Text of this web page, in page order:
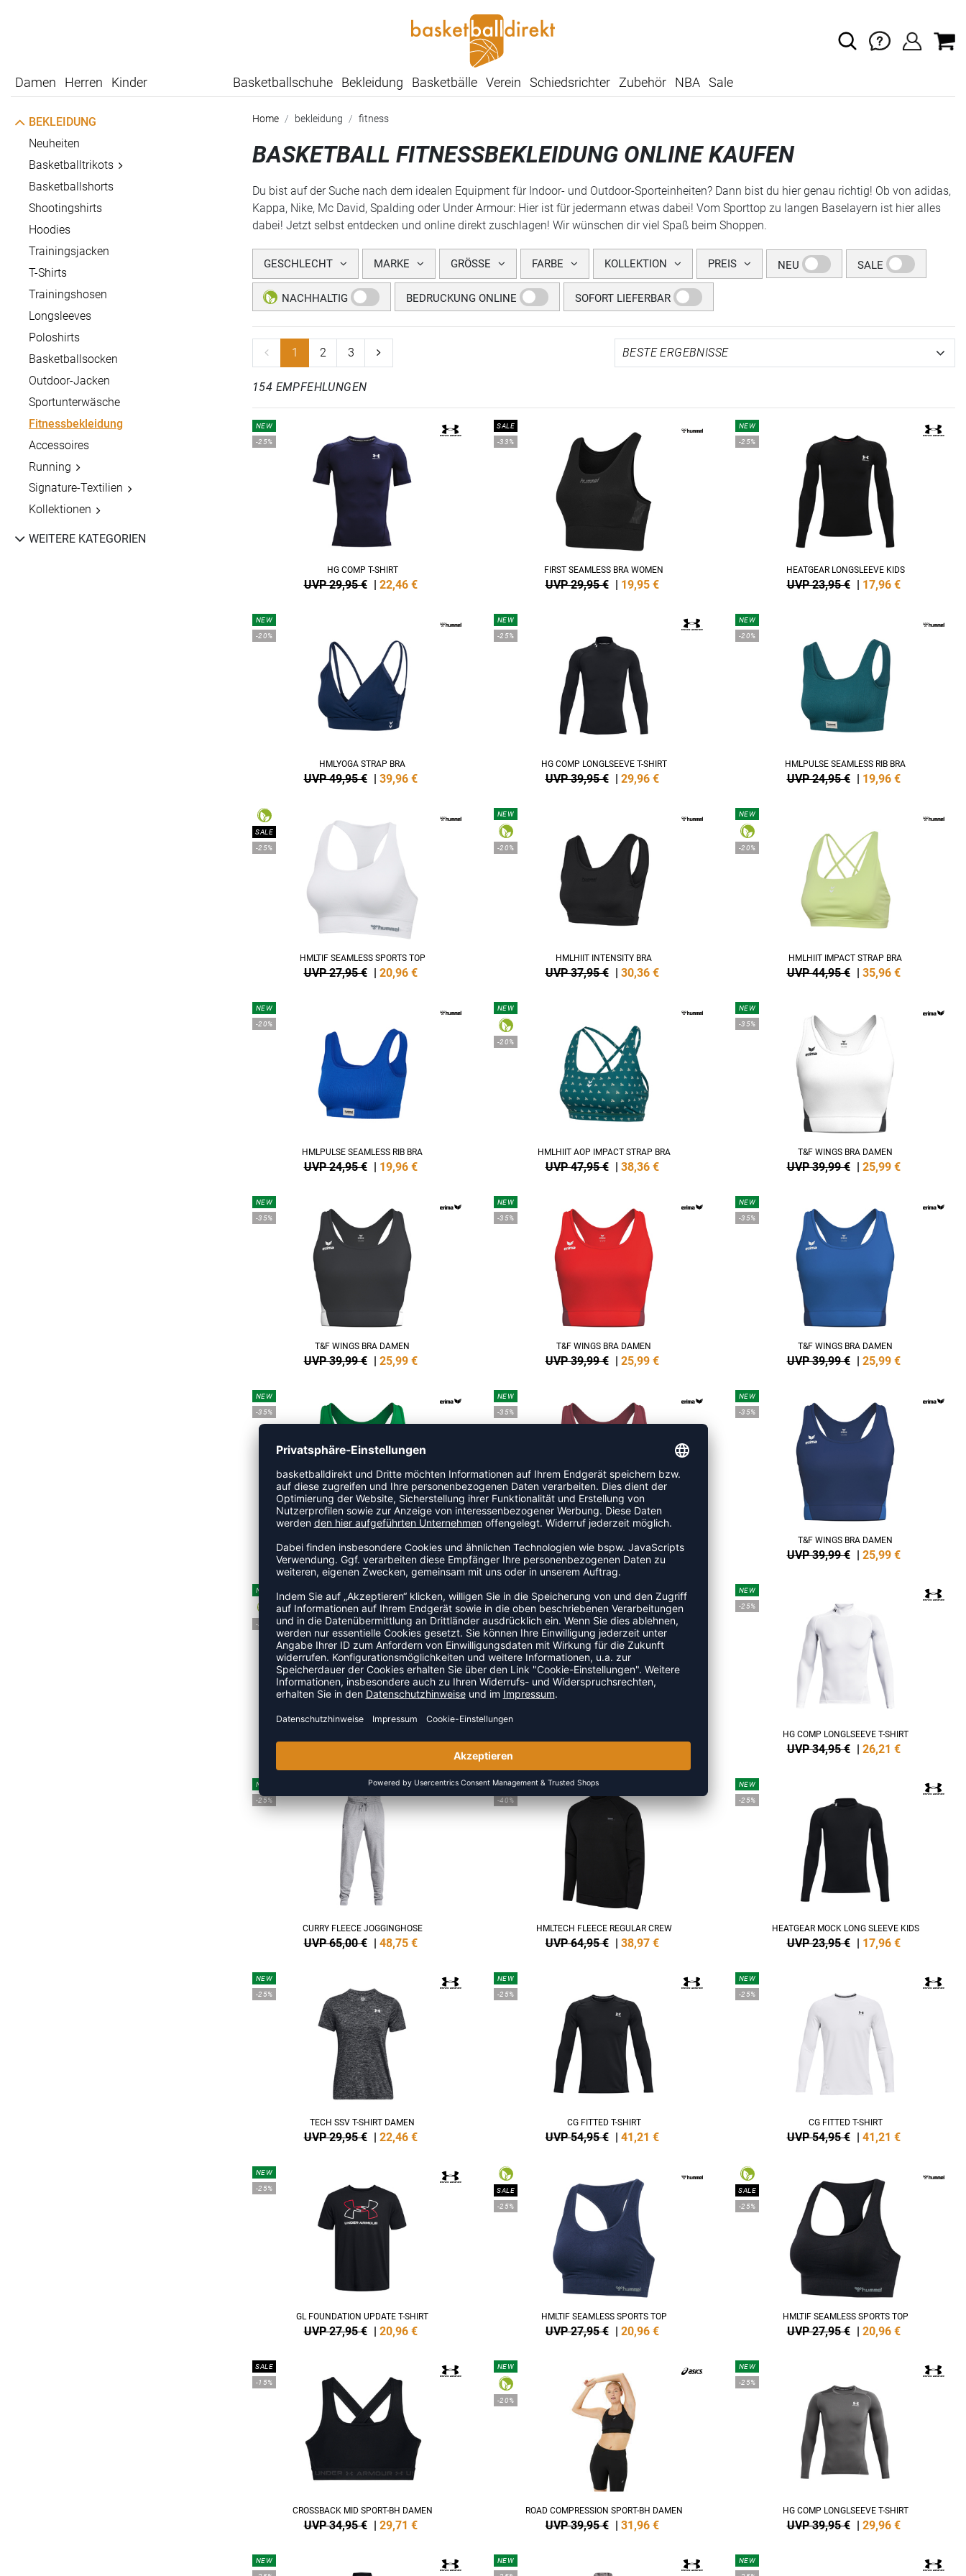
Damen Herren Kinder Basketballschuhe Bekleidung Basketbälle Verein Schiedsrichter Zubehör NBA Sale
BEKLEIDUNG
Neuheiten
Basketballtrikots
Basketballshorts
Shootingshirts
Hoodies
Trainingsjacken
T-Shirts
Trainingshosen
Longsleeves
Poloshirts
Basketballsocken
Outdoor-Jacken
Sportunterwäsche
Fitnessbekleidung
Accessoires
Running
Signature-Textilien
Kollektionen
WEITERE KATEGORIEN
Home bekleidung fitness
BASKETBALL FITNESSBEKLEIDUNG ONLINE KAUFEN
Du bist auf der Suche nach dem idealen Equipment für Indoor- und Outdoor-Sporteinheiten? Dann bist du hier genau richtig! Ob von adidas,
Kappa, Nike, Mc David, Spalding oder Under Armour: Hier ist für jedermann etwas dabei! Vom Sporttop zu langen Baselayern ist hier alles
dabei! Jetzt selbst entdecken und online direkt zuschlagen! Wir wünschen dir viel Spaß beim Shoppen.
GESCHLECHT MARKE GRÖSSE FARBE KOLLEKTION PREIS NEU SALE
NACHHALTIG BEDRUCKUNG ONLINE SOFORT LIEFERBAR
1 2 3
154 EMPFEHLUNGEN
NEW
-25%
HG COMP T-SHIRT
UVP 29,95 € | 22,46 €
SALE
-33%
FIRST SEAMLESS BRA WOMEN
UVP 29,95 € | 19,95 €
NEW
-25%
HEATGEAR LONGSLEEVE KIDS
UVP 23,95 € | 17,96 €
NEW
-20%
HMLYOGA STRAP BRA
UVP 49,95 € | 39,96 €
NEW
-25%
HG COMP LONGLSEEVE T-SHIRT
UVP 39,95 € | 29,96 €
NEW
-20%
HMLPULSE SEAMLESS RIB BRA
UVP 24,95 € | 19,96 €
SALE
-25%
HMLTIF SEAMLESS SPORTS TOP
UVP 27,95 € | 20,96 €
NEW
-20%
HMLHIIT INTENSITY BRA
UVP 37,95 € | 30,36 €
NEW
-20%
HMLHIIT IMPACT STRAP BRA
UVP 44,95 € | 35,96 €
NEW
-20%
HMLPULSE SEAMLESS RIB BRA
UVP 24,95 € | 19,96 €
NEW
-20%
HMLHIIT AOP IMPACT STRAP BRA
UVP 47,95 € | 38,36 €
NEW
-35%
T&F WINGS BRA DAMEN
UVP 39,99 € | 25,99 €
NEW
-35%
T&F WINGS BRA DAMEN
UVP 39,99 € | 25,99 €
NEW
-35%
T&F WINGS BRA DAMEN
UVP 39,99 € | 25,99 €
NEW
-35%
T&F WINGS BRA DAMEN
UVP 39,99 € | 25,99 €
NEW
-35%
UVP 39,99 € |25,99 €
NEW
-35%
UVP 39,99 € |25,99 €
NEW
-35%
T&F WINGS BRA DAMEN
UVP 39,99 € | 25,99 €
NEW
-35% -35%
NEW
-25%
HG COMP LONGLSEEVE T-SHIRT
UVP 34,95 € | 26,21 €
NEW
-25%
CURRY FLEECE JOGGINGHOSE
UVP 65,00 € | 48,75 €
SALE
-40%
HMLTECH FLEECE REGULAR CREW
UVP 64,95 € | 38,97 €
NEW
-25%
HEATGEAR MOCK LONG SLEEVE KIDS
UVP 23,95 € | 17,96 €
NEW
-25%
TECH SSV T-SHIRT DAMEN
UVP 29,95 € | 22,46 €
NEW
-25%
CG FITTED T-SHIRT
UVP 54,95 € | 41,21 €
NEW
-25%
CG FITTED T-SHIRT
UVP 54,95 € | 41,21 €
NEW
-25%
GL FOUNDATION UPDATE T-SHIRT
UVP 27,95 € | 20,96 €
SALE
-25%
HMLTIF SEAMLESS SPORTS TOP
UVP 27,95 € | 20,96 €
SALE
-25%
HMLTIF SEAMLESS SPORTS TOP
UVP 27,95 € | 20,96 €
SALE
-15%
CROSSBACK MID SPORT-BH DAMEN
UVP 34,95 € | 29,71 €
NEW
-20%
ROAD COMPRESSION SPORT-BH DAMEN
UVP 39,95 € | 31,96 €
NEW
-25%
HG COMP LONGLSEEVE T-SHIRT
UVP 39,95 € | 29,96 €
NEW
NEW
NEW